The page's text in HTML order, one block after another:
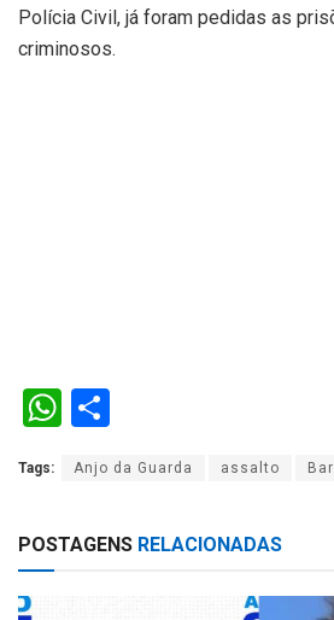
Polícia Civil, já foram pedidas as
criminosos.
W
at
A
ar
Tags: Anjo da Guarda assalto
POSTAGENS RELACIONADAS